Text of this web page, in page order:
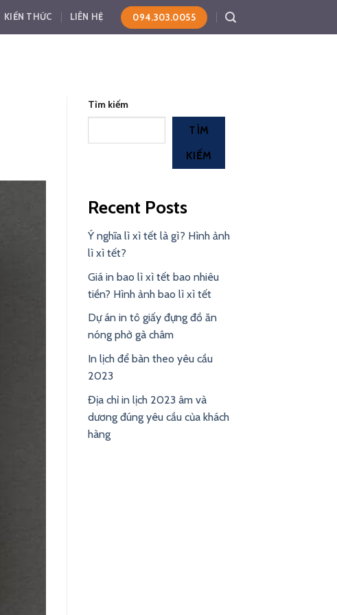
KIẾN THỨC LIÊN HỆ 094.303.0055
Tìm kiếm
TÌM
KIẾM
Recent Posts
Ý nghĩa lì xì tết là gì? Hình ảnh
lì xì tết?
Giá in bao lì xì tết bao nhiêu
tiền? Hình ảnh bao lì xì tết
Dự án in tô giấy đựng đồ ăn
nóng phở gà châm
In lịch để bàn theo yêu cầu
2023
Địa chỉ in lịch 2023 âm và
dương đúng yêu cầu của khách
hàng